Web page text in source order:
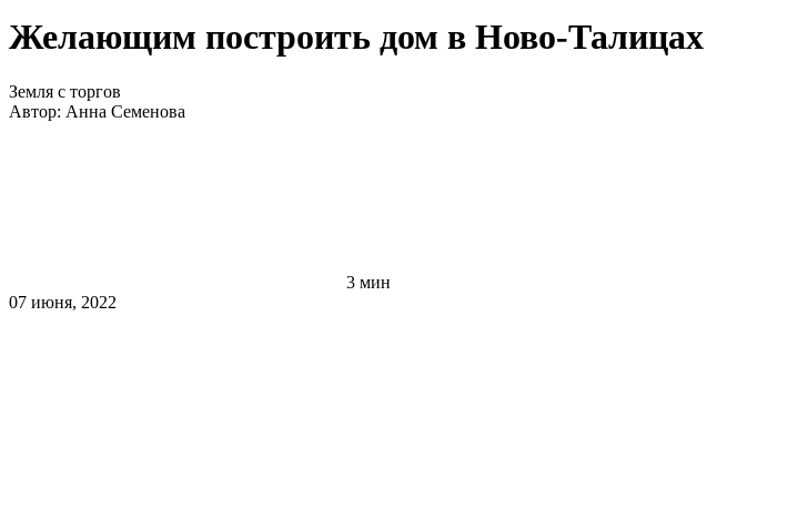
Желающим построить дом в Ново-Талицах
Земля с торгов
Автор: Анна Семенова
3 мин
07 июня, 2022